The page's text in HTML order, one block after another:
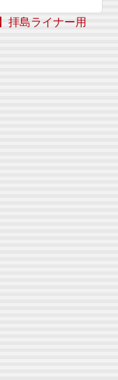
拝島ライナー用